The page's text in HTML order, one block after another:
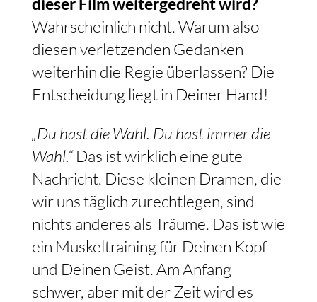
Wahrscheinlich nicht. Warum also
diesen verletzenden Gedanken
weiterhin die Regie überlassen? Die
Entscheidung liegt in Deiner Hand!
„Du hast die Wahl. Du hast immer die
Wahl.“Das ist wirklich eine gute
Nachricht. Diese kleinen Dramen, die
wir uns täglich zurechtlegen, sind
nichts anderes als Träume. Das ist wie
ein Muskeltraining für Deinen Kopf
und Deinen Geist. Am Anfang
schwer, aber mit der Zeit wird es